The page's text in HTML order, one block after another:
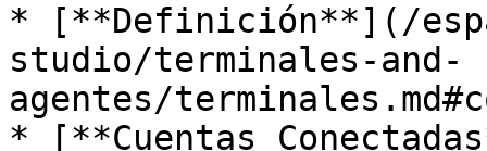
* [**Definición**](/
studio/terminales-and-
agentes/
* [**Cuentas